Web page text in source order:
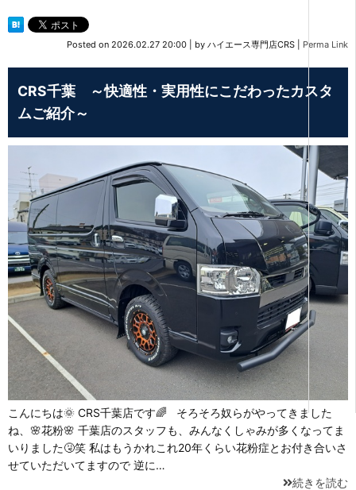
Posted on 2026.02.27 20:00 by ハイエース専門店CRS Perma Link
CRS千葉 ～快適性・実用性にこだわったカスタ
ムご紹介～
こんにちは🌞 CRS千葉店です🌈 そろそろ奴らがやってきました
ね、🌸花粉🌸 千葉店のスタッフも、みんなくしゃみが多くなってま
いりました🤧笑 私はもうかれこれ20年くらい花粉症とお付き合いさ
せていただいてますので 逆に…
続きを読む